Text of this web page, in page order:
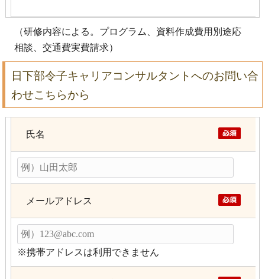
（研修内容による。プログラム、資料作成費用別途応
相談、交通費実費請求）
日下部令子キャリアコンサルタントへのお問い合
わせこちらから
氏名
メールアドレス
※携帯アドレスは利用できません